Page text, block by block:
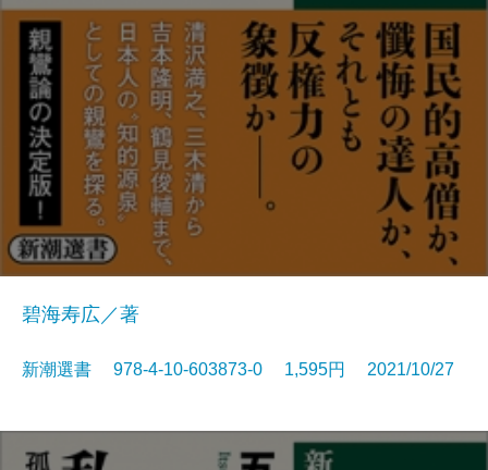
碧海寿広／著
新潮選書 978-4-10-603873-0 1,595円 2021/10/27